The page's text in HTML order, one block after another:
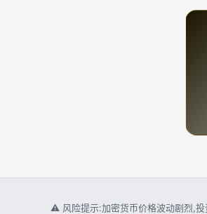
⚠ 风险提示:加密货币价格波动剧烈,